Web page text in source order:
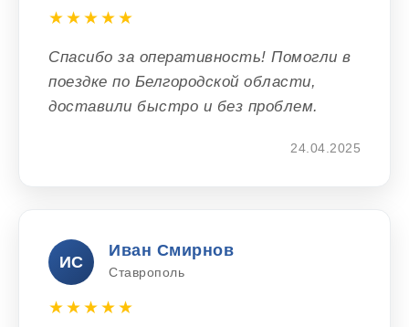
★★★★★
Спасибо за оперативность! Помогли в
поездке по Белгородской области,
доставили быстро и без проблем.
24.04.2025
ИС
Иван Смирнов
Ставрополь
★★★★★